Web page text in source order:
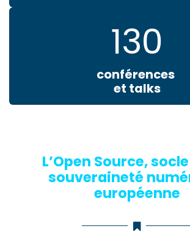
130
conférences
et talks
L’Open Source,
souveraineté
européenne